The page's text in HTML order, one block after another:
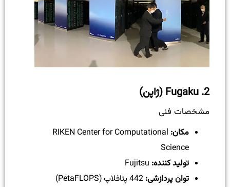
2. Fugaku (ژاپن)
مشخصات فنی
مکان: RIKEN Center for Computational
Science
تولید کننده:
توان پردازشی: